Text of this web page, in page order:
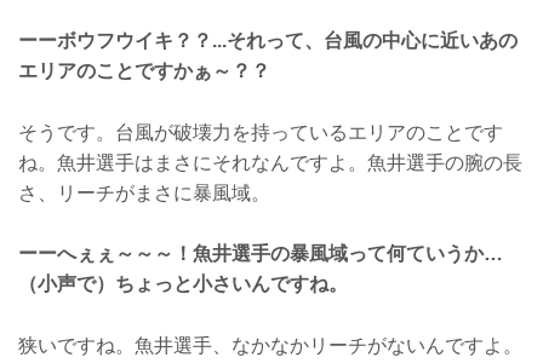
ーーボウフウイキ？？...それって、台風の中心に近いあの
エリアのことですかぁ～？？
そうです。台風が破壊力を持っているエリアのことです
ね。魚井選手はまさにそれなんですよ。魚井選手の腕の長
さ、リーチがまさに暴風域。
ーーへぇぇ～～～！魚井選手の暴風域って何ていうか…
（小声で）ちょっと小さいんですね。
狭いですね。魚井選手、なかなかリーチがないんですよ。